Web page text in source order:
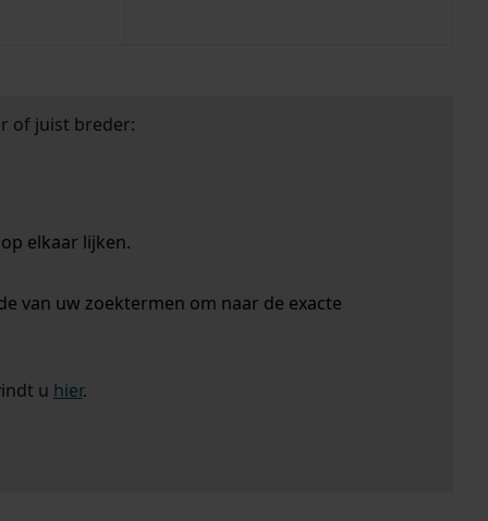
of juist breder:
elkaar lijken.
van uw zoektermen om naar de exacte
u hier.